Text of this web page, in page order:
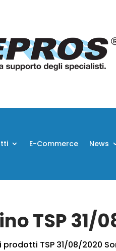
E-Commerce News
TSP 31/
prodotti TSP 31/08/2020